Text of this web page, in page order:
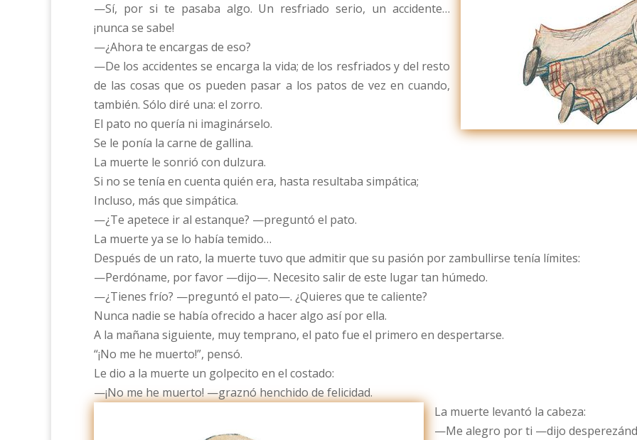
—Sí, por si te pasaba algo. Un resfriado serio, un accidente…
¡nunca se sabe!
—¿Ahora te encargas de eso?
—De los accidentes se encarga la vida; de los resfriados y del resto
de las cosas que os pueden pasar a los patos de vez en cuando,
también. Sólo diré una: el zorro.
El pato no quería ni imaginárselo.
Se le ponía la carne de gallina.
La muerte le sonrió con dulzura.
Si no se tenía en cuenta quién era, hasta resultaba simpática;
Incluso, más que simpática.
—¿Te apetece ir al estanque? —preguntó el pato.
La muerte ya se lo había temido…
Después de un rato, la muerte tuvo que admitir que su pasión por zambullirse tenía límites:
—Perdóname, por favor —dijo—. Necesito salir de este lugar tan húmedo.
—¿Tienes frío? —preguntó el pato—. ¿Quieres que te caliente?
Nunca nadie se había ofrecido a hacer algo así por ella.
A la mañana siguiente, muy temprano, el pato fue el primero en despertarse.
“¡No me he muerto!”, pensó.
Le dio a la muerte un golpecito en el costado:
—¡No me he muerto! —graznó henchido de felicidad.
La muerte levantó la cabeza:
—Me alegro por ti —dijo